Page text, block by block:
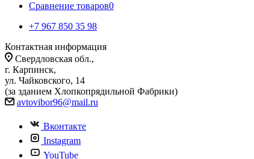
Сравнение товаров0
+7 967 850 35 98
Контактная информация
Свердловская обл.,
г. Карпинск,
ул. Чайковского, 14
(за зданием Хлопкопрядильной Фабрики)
avtovibor96@mail.ru
Вконтакте
Instagram
YouTube